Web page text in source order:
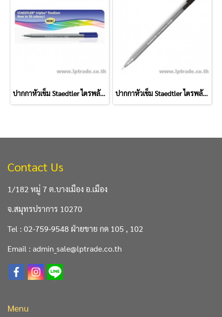
ปากกาหัวเข็ม Staedtler ไตรพลัส 334-3 สีน้ำเงิน ปากกาหัวเข็ม Staedtler ไตรพลัส 334-9 สีดำ
Contact Us
1/182 หมู่ 7 ต.บางเมือง อ.เมือง
จ.สมุทรปราการ 10270
Tel : 02-759-9548 ฝ่ายขาย กด 105 , 102
Email : admin_sale@lptrade.co.th
Menu